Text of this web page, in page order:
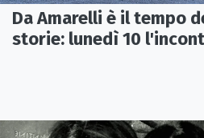
Da Amarelli è il tempo
storie: lunedì 10